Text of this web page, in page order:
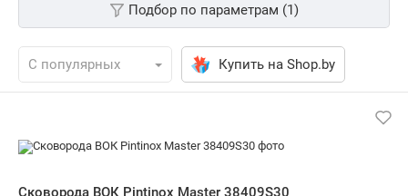
Подбор по параметрам (1)
Купить на Shop.by
Сковорода ВОК Pintinox Master 38409S30